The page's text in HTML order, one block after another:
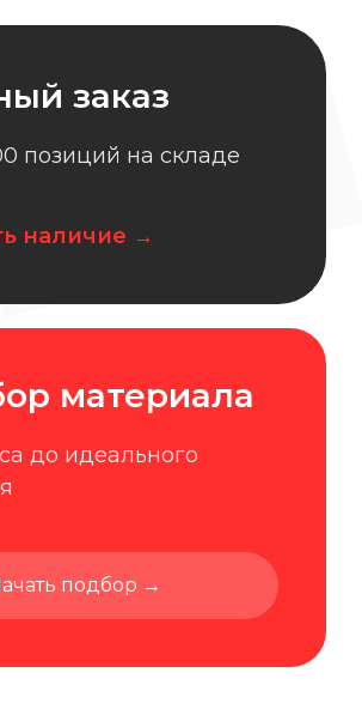
заказ
позиций на складе
наличие →
материала
до идеального
подбор →